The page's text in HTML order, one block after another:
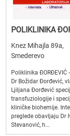
POLIKLINIKA
Knez Mihajla 89a,
Smederevo
Poliklinika ĐORĐEVIĆ
Dr Božidar Đorđević,
Ljiljana Đorđević
transfuziologije i
kliničke biohemije.
preglede obavljaju Dr
Stevanović, h...